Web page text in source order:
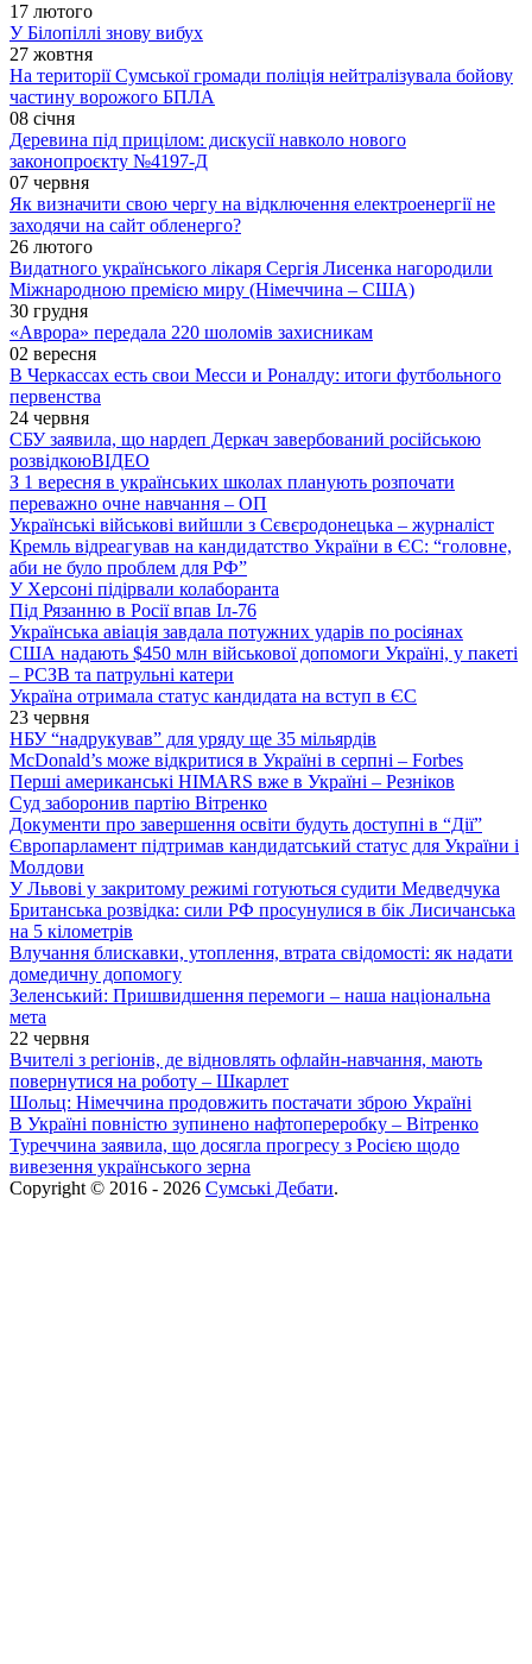
17 лютого
У Білопіллі знову вибух
27 жовтня
На території Сумської громади поліція нейтралізувала бойову
частину ворожого БПЛА
08 січня
Деревина під прицілом: дискусії навколо нового
законопроєкту №4197-Д
07 червня
Як визначити свою чергу на відключення електроенергії не
заходячи на сайт обленерго?
26 лютого
Видатного українського лікаря Сергія Лисенка нагородили
Міжнародною премією миру (Німеччина – США)
30 грудня
«Аврора» передала 220 шоломів захисникам
02 вересня
В Черкассах есть свои Месси и Роналду: итоги футбольного
первенства
24 червня
СБУ заявила, що нардеп Деркач завербований російською
розвідкоюВІДЕО
З 1 вересня в українських школах планують розпочати
переважно очне навчання – ОП
Українські військові вийшли з Сєвєродонецька – журналіст
Кремль відреагував на кандидатство України в ЄС: “головне,
аби не було проблем для РФ”
У Херсоні підірвали колаборанта
Під Рязанню в Росії впав Іл-76
Українська авіація завдала потужних ударів по росіянах
США надають $450 млн військової допомоги Україні, у пакеті
– РСЗВ та патрульні катери
Україна отримала статус кандидата на вступ в ЄС
23 червня
НБУ “надрукував” для уряду ще 35 мільярдів
McDonald’s може відкритися в Україні в серпні – Forbes
Перші американські HIMARS вже в Україні – Резніков
Суд заборонив партію Вітренко
Документи про завершення освіти будуть доступні в “Дії”
Європарламент підтримав кандидатський статус для України і
Молдови
У Львові у закритому режимі готуються судити Медведчука
Британська розвідка: сили РФ просунулися в бік Лисичанська
на 5 кілометрів
Влучання блискавки, утоплення, втрата свідомості: як надати
домедичну допомогу
Зеленський: Пришвидшення перемоги – наша національна
мета
22 червня
Вчителі з регіонів, де відновлять офлайн-навчання, мають
повернутися на роботу – Шкарлет
Шольц: Німеччина продовжить постачати зброю Україні
В Україні повністю зупинено нафтопереробку – Вітренко
Туреччина заявила, що досягла прогресу з Росією щодо
вивезення українського зерна
Copyright © 2016 - 2026 Сумські Дебати.